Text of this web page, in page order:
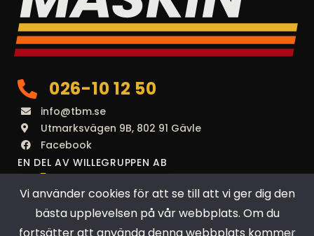
026-10 12 50
info@tbm.se
Utmarksvägen 9B, 802 91 Gävle
Facebook
EN DEL AV WILLEGRUPPEN AB
Vi använder cookies för att se till att vi ger dig den
bästa upplevelsen på vår webbplats. Om du